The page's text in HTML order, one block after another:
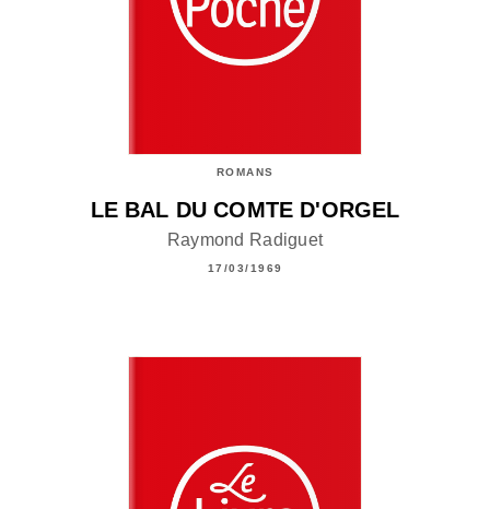
ROMANS
LE BAL DU COMTE D'ORGEL
Raymond Radiguet
17/03/1969